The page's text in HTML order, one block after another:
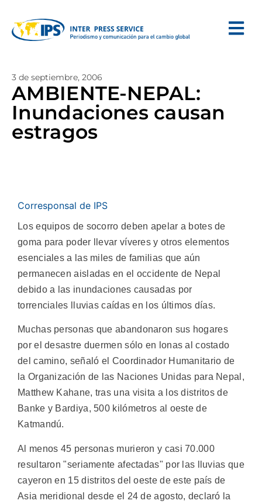
3 de septiembre, 2006
AMBIENTE-NEPAL:
Inundaciones causan
estragos
Corresponsal de IPS
Los equipos de socorro deben apelar a botes de
goma para poder llevar víveres y otros elementos
esenciales a las miles de familias que aún
permanecen aisladas en el occidente de Nepal
debido a las inundaciones causadas por
torrenciales lluvias caídas en los últimos días.
Muchas personas que abandonaron sus hogares
por el desastre duermen sólo en lonas al costado
del camino, señaló el Coordinador Humanitario de
la Organización de las Naciones Unidas para Nepal,
Matthew Kahane, tras una visita a los distritos de
Banke y Bardiya, 500 kilómetros al oeste de
Katmandú.
Al menos 45 personas murieron y casi 70.000
resultaron "seriamente afectadas" por las lluvias que
cayeron en 15 distritos del oeste de este país de
Asia meridional desde el 24 de agosto, declaró la